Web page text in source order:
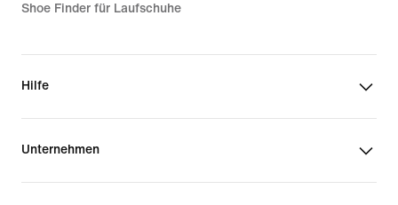
Shoe Finder für Laufschuhe
Hilfe
Unternehmen